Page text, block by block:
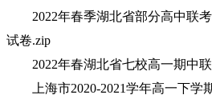
2022年春季湖北省部分高中联考
试卷.zip
2022年春湖北省七校高一期中联
上海市2020-2021学年高一下学